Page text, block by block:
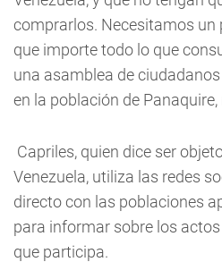
comprarlos. Necesitamos un
que importe todo lo que
una asamblea de
en la población de
Capriles, quien dice ser
Venezuela, utiliza las redes
directo con las poblaciones
para informar sobre los
que participa.